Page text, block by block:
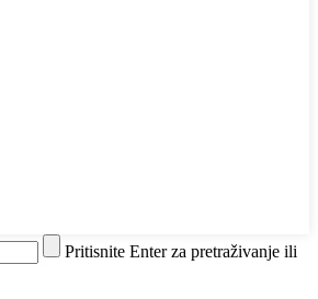
Pritisnite Enter za pretraživanje ili